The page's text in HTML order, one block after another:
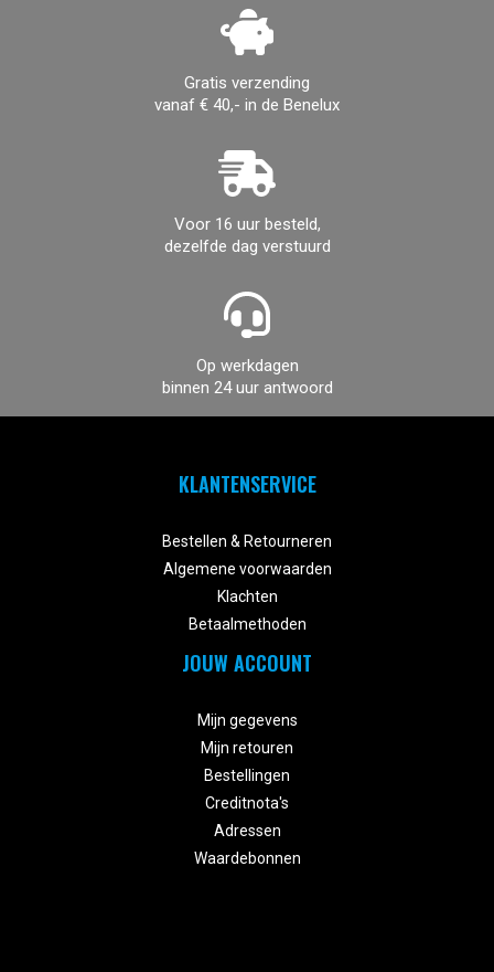
Gratis verzending
vanaf € 40,- in de Benelux
Voor 16 uur besteld,
dezelfde dag verstuurd
Op werkdagen
binnen 24 uur antwoord
KLANTENSERVICE
Bestellen & Retourneren
Algemene voorwaarden
Klachten
Betaalmethoden
JOUW ACCOUNT
Mijn gegevens
Mijn retouren
Bestellingen
Creditnota's
Adressen
Waardebonnen